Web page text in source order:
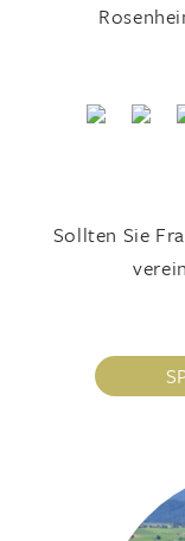
Sollten Sie